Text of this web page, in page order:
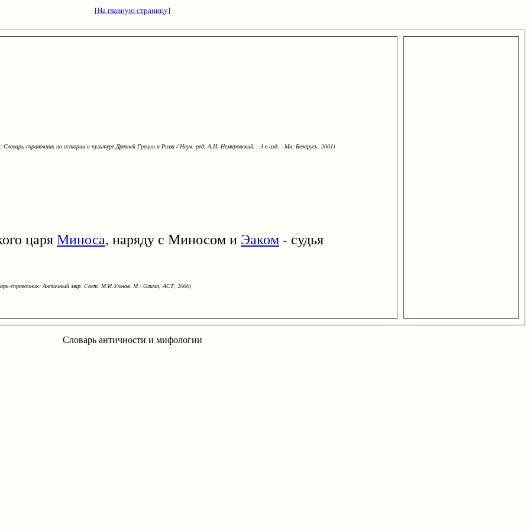
[На главную страницу]
справочник по истории и культуре Древней Греции и Рима / Науч. ред. А.И. Немировский. - 3-е изд. - Мн: Беларусь, 2001)
царяМиноса, наряду с Миносом и Эаком - судья
справочник: Античный мир. Cост. М.И.Умнов. М.: Олимп, АСТ, 2000)
Словарь античности и мифологии